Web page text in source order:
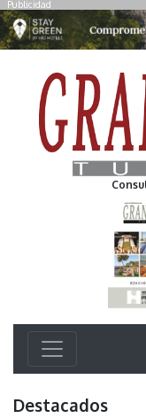
Publicidad
Destacados